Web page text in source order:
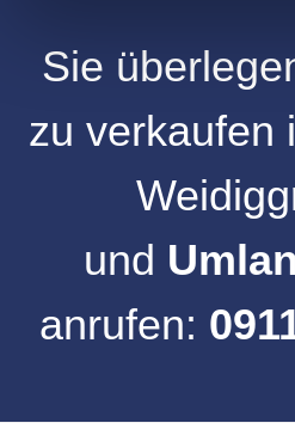
Sie
zu verkaufen
und
anrufen: